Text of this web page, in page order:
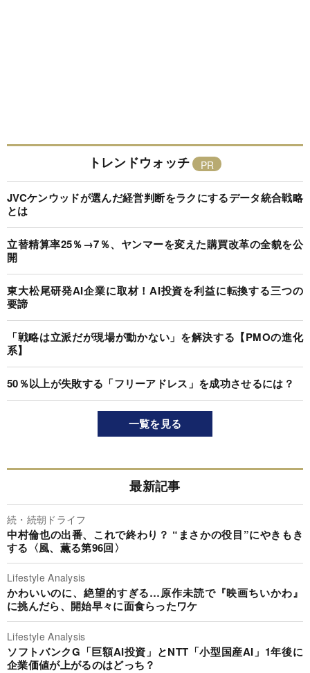
トレンドウォッチ
JVCケンウッドが選んだ経営判断をラクにするデータ統合戦略
とは
立替精算率25％→7％、ヤンマーを変えた購買改革の全貌を公
開
東大松尾研発AI企業に取材！AI投資を利益に転換する三つの
要諦
「戦略は立派だが現場が動かない」を解決する【PMOの進化
系】
50％以上が失敗する「フリーアドレス」を成功させるには？
一覧を見る
最新記事
続・続朝ドライフ
中村倫也の出番、これで終わり？ “まさかの役目”にやきもき
する〈風、薫る第96回〉
Lifestyle Analysis
かわいいのに、絶望的すぎる…原作未読で『映画ちいかわ』
に挑んだら、開始早々に面食らったワケ
Lifestyle Analysis
ソフトバンクG「巨額AI投資」とNTT「小型国産AI」1年後に
企業価値が上がるのはどっち？